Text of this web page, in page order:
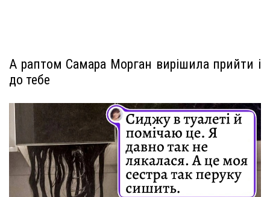
А раптом Самара Морган вирішила прийти і
до тебе